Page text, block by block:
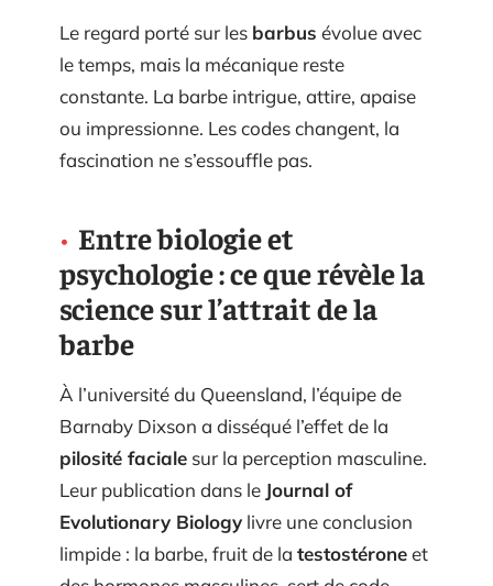
Le regard porté sur les barbus évolue avec
le temps, mais la mécanique reste
constante. La barbe intrigue, attire, apaise
ou impressionne. Les codes changent, la
fascination ne s’essouffle pas.
Entre biologie et
psychologie : ce que révèle la
science sur l’attrait de la
barbe
À l’université du Queensland, l’équipe de
Barnaby Dixson a disséqué l’effet de la
pilosité faciale sur la perception masculine.
Leur publication dans le Journal of
Evolutionary Biology livre une conclusion
limpide : la barbe, fruit de la testostéroneet